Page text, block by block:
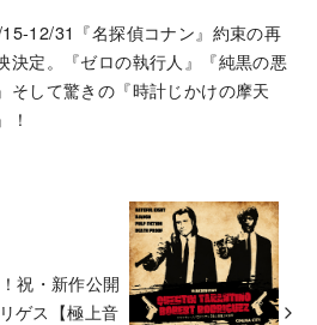
12/31『名探偵コナン』約束の再
決定。『ゼロの執行人』『純黒の悪
そして驚きの『時計じかけの摩天
！
祝・新作公開
ゲス【極上音